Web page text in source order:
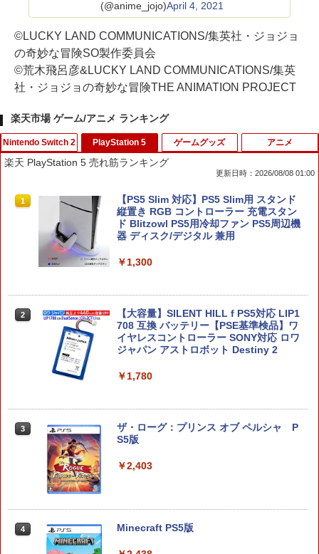
(@anime_jojo)April 4, 2021
©LUCKY LAND COMMUNICATIONS/集英社・ジョジョ
の奇妙な冒険SO製作委員会
©荒木飛呂彦&LUCKY LAND COMMUNICATIONS/集英
社・ジョジョの奇妙な冒険THE ANIMATION PROJECT
楽天市場 ゲーム/アニメ ランキング
Nintendo Switch 2
1
ダービースタリオン2 【Switch2】 POT-
P-AB73A
￥8,582
￥8,970
ド [BEE-P-AAAAA NSW2 マリオカ-ト
ワ-ルド]
PlayStation 5
楽天 PlayStation 5 売れ筋ランキング
更新日時：2026/08/08 01:00
1
【PS5 Slim 対応】PS5 Slim用 スタンド
縦置き RGB コントローラー 充電スタン
ド Blitzowl PS5用冷却ファン PS5周辺機
器 ディスク/デジタル 兼用
￥1,300
2
【大容量】SILENT HILL f PS5対応 LIP1
708 互換 バッテリー【PSE基準検品】ワ
イヤレスコントローラー SONY対応 ロワ
ジャパン アストロボット Destiny 2
￥1,780
3
ザ・ローグ：プリンス オブ ペルシャ P
S5版
￥2,403
4 Minecraft PS5版
ゲームグッズ アニメ